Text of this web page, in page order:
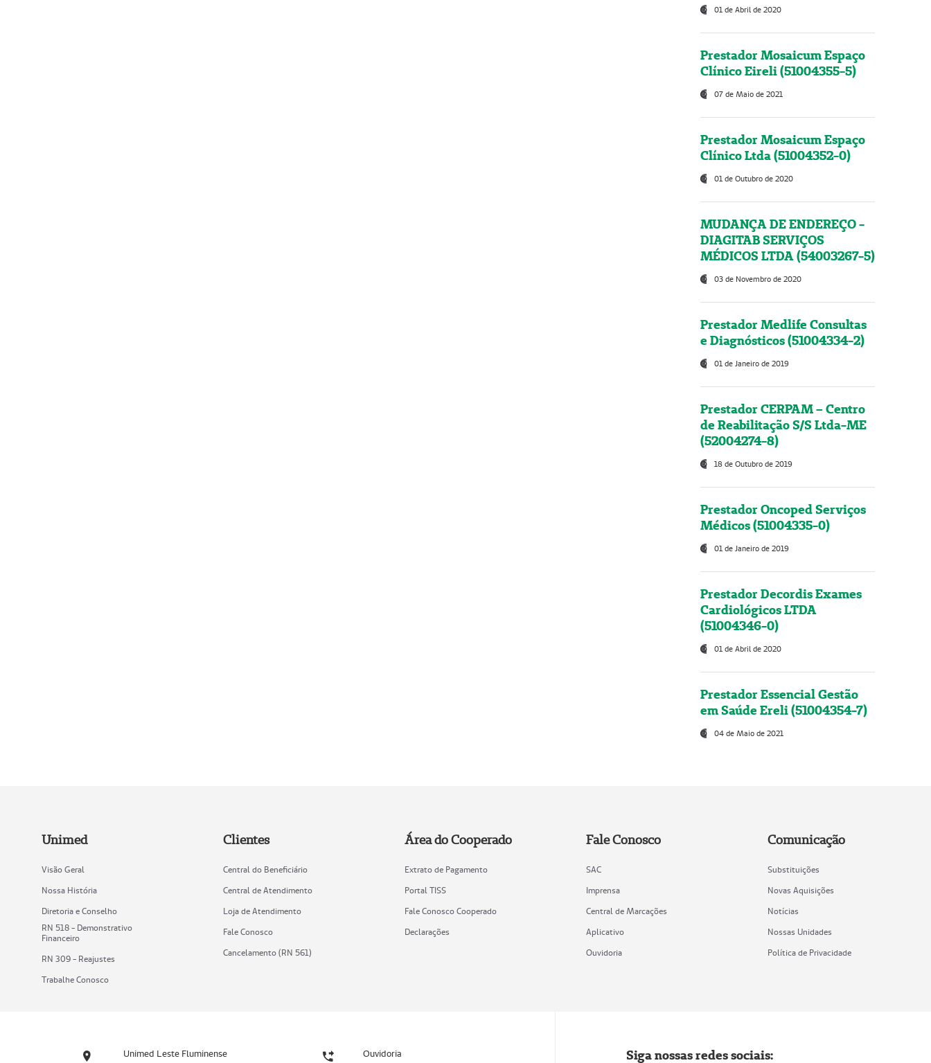
01 de Abril de 2020
Prestador Mosaicum Espaço
Clínico Eireli (51004355-5)
07 de Maio de 2021
Prestador Mosaicum Espaço
Clínico Ltda (51004352-0)
01 de Outubro de 2020
MUDANÇA DE ENDEREÇO -
DIAGITAB SERVIÇOS
MÉDICOS LTDA (54003267-5)
03 de Novembro de 2020
Prestador Medlife Consultas
e Diagnósticos (51004334-2)
01 de Janeiro de 2019
Prestador CERPAM – Centro
de Reabilitação S/S Ltda-ME
(52004274-8)
18 de Outubro de 2019
Prestador Oncoped Serviços
Médicos (51004335-0)
01 de Janeiro de 2019
Prestador Decordis Exames
Cardiológicos LTDA
(51004346-0)
01 de Abril de 2020
Prestador Essencial Gestão
em Saúde Ereli (51004354-7)
04 de Maio de 2021
Unimed
Visão Geral
Nossa História
Diretoria e Conselho
RN 518 - Demonstrativo
Financeiro
RN 309 - Reajustes
Trabalhe Conosco
Clientes
Central do Beneficiário
Central de Atendimento
Loja de Atendimento
Fale Conosco
Cancelamento (RN 561)
Área do Cooperado
Extrato de Pagamento
Portal TISS
Fale Conosco Cooperado
Declarações
Fale Conosco
SAC
Imprensa
Central de Marcações
Aplicativo
Ouvidoria
Comunicação
Substituições
Novas Aquisições
Notícias
Nossas Unidades
Política de Privacidade
Unimed Leste Fluminense Ouvidoria Siga nossas redes sociais: